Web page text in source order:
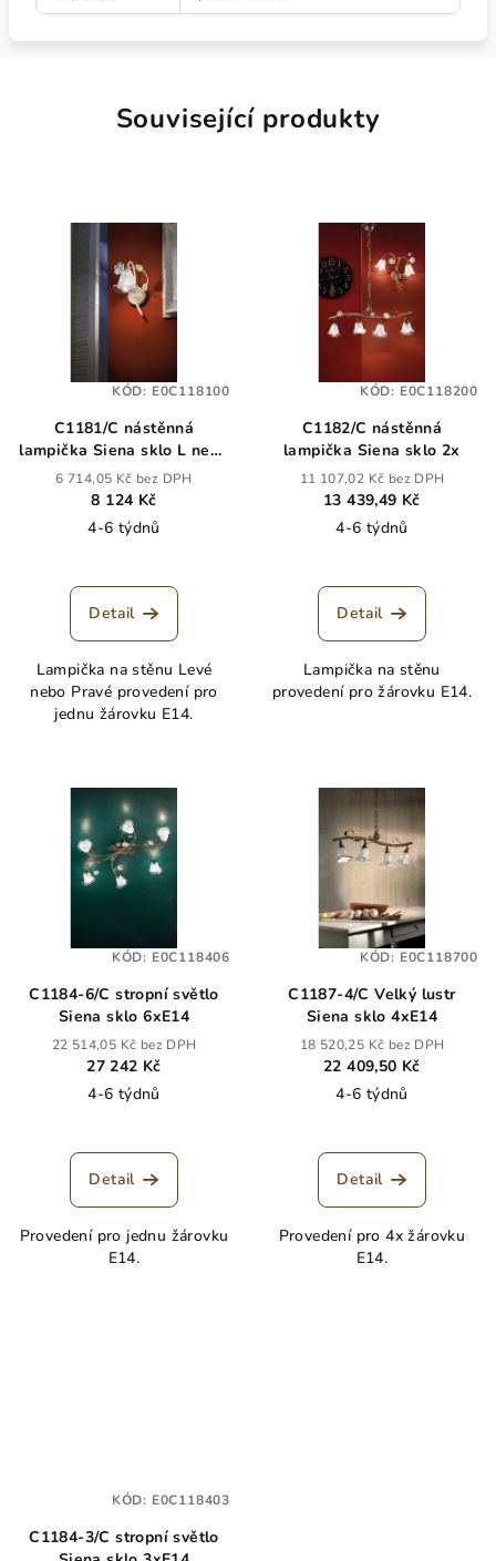
Související produkty
C1181/C nástěnná
lampička Siena sklo L nebo
P
6 714,05 Kč bez DPH
8 124 Kč
4-6 týdnů
Detail
Lampička na stěnu Levé
nebo Pravé provedení pro
jednu žárovku E14.
KÓD: E0C118100
C1182/C nástěnná
lampička Siena sklo 2x
11 107,02 Kč bez DPH
13 439,49 Kč
4-6 týdnů
Detail
Lampička na stěnu
provedení pro žárovku E14.
KÓD: E0C118200
C1184-6/C stropní světlo
Siena sklo 6xE14
22 514,05 Kč bez DPH
27 242 Kč
4-6 týdnů
Detail
Provedení pro jednu žárovku
E14.
KÓD: E0C118406
C1187-4/C Velký lustr
Siena sklo 4xE14
18 520,25 Kč bez DPH
22 409,50 Kč
4-6 týdnů
Detail
Provedení pro 4x žárovku
E14.
KÓD: E0C118700
C1184-3/C stropní světlo
KÓD: E0C118403